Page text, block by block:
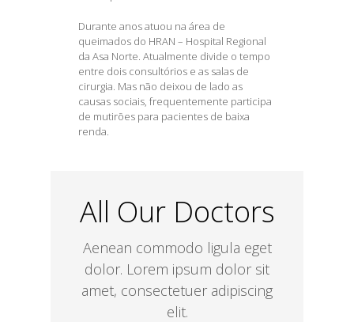
Durante anos atuou na área de
queimados do HRAN – Hospital Regional
da Asa Norte. Atualmente divide o tempo
entre dois consultórios e as salas de
cirurgia. Mas não deixou de lado as
causas sociais, frequentemente participa
de mutirões para pacientes de baixa
renda.
All Our Doctors
Aenean commodo ligula eget
dolor. Lorem ipsum dolor sit
amet, consectetuer adipiscing
elit.